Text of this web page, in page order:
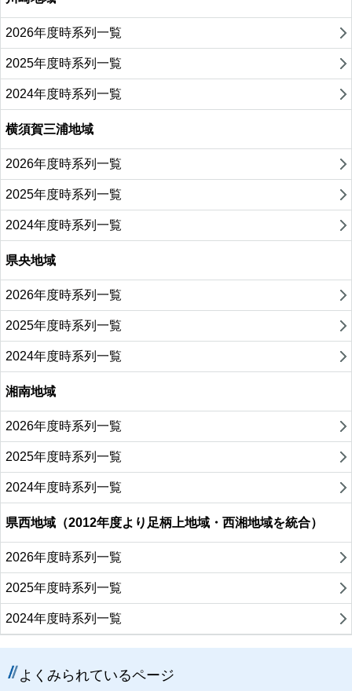
2026年度時系列一覧
2025年度時系列一覧
2024年度時系列一覧
横須賀三浦地域
2026年度時系列一覧
2025年度時系列一覧
2024年度時系列一覧
県央地域
2026年度時系列一覧
2025年度時系列一覧
2024年度時系列一覧
湘南地域
2026年度時系列一覧
2025年度時系列一覧
2024年度時系列一覧
県西地域（2012年度より足柄上地域・西湘地域を統合）
2026年度時系列一覧
2025年度時系列一覧
2024年度時系列一覧
よくみられているページ